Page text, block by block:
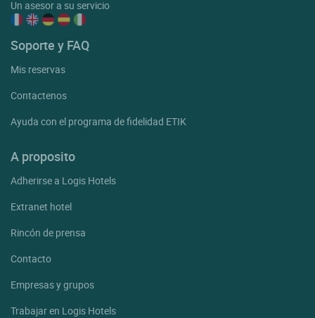
Un asesor a su servicio
Soporte y FAQ
Mis reservas
Contactenos
Ayuda con el programa de fidelidad ETIK
A proposito
Adherirse a Logis Hotels
Extranet hotel
Rincón de prensa
Contacto
Empresas y grupos
Trabajar en Logis Hotels